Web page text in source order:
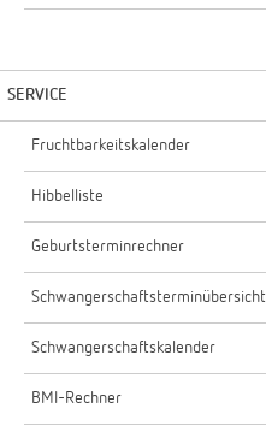
SERVICE
Fruchtbarkeitskalender
Hibbelliste
Geburtsterminrechner
Schwangerschaftsterminübersicht
Schwangerschaftskalender
BMI-Rechner